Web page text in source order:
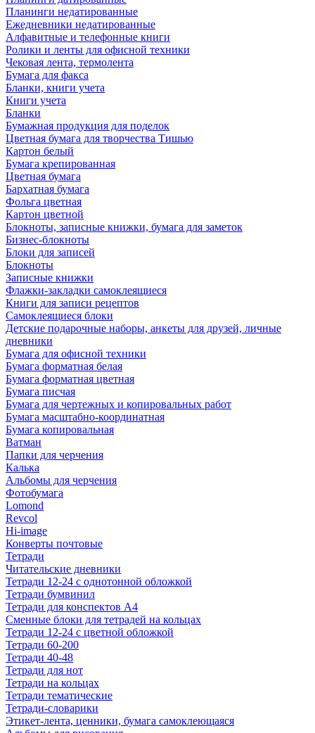
Планинги недатированные
Ежедневники недатированные
Алфавитные и телефонные книги
Ролики и ленты для офисной техники
Чековая лента, термолента
Бумага для факса
Бланки, книги учета
Книги учета
Бланки
Бумажная продукция для поделок
Цветная бумага для творчества Тишью
Картон белый
Бумага крепированная
Цветная бумага
Бархатная бумага
Фольга цветная
Картон цветной
Блокноты, записные книжки, бумага для заметок
Бизнес-блокноты
Блоки для записей
Блокноты
Записные книжки
Флажки-закладки самоклеящиеся
Книги для записи рецептов
Самоклеящиеся блоки
Детские подарочные наборы, анкеты для друзей, личные
дневники
Бумага для офисной техники
Бумага форматная белая
Бумага форматная цветная
Бумага писчая
Бумага для чертежных и копировальных работ
Бумага масштабно-координатная
Бумага копировальная
Ватман
Папки для черчения
Калька
Альбомы для черчения
Фотобумага
Lomond
Revcol
Hi-image
Конверты почтовые
Тетради
Читательские дневники
Тетради 12-24 с однотонной обложкой
Тетради бумвинил
Тетради для конспектов А4
Сменные блоки для тетрадей на кольцах
Тетради 12-24 с цветной обложкой
Тетради 60-200
Тетради 40-48
Тетради для нот
Тетради на кольцах
Тетради тематические
Тетради-словарики
Этикет-лента, ценники, бумага самоклеющаяся